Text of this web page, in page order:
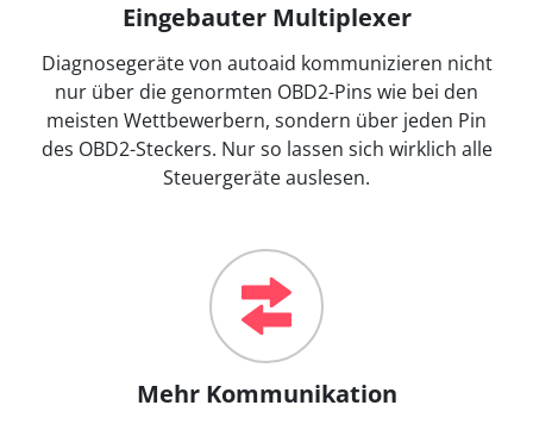
Eingebauter Multiplexer
Diagnosegeräte von autoaid kommunizieren nicht
nur über die genormten OBD2-Pins wie bei den
meisten Wettbewerbern, sondern über jeden Pin
des OBD2-Steckers. Nur so lassen sich wirklich alle
Steuergeräte auslesen.
Mehr Kommunikation